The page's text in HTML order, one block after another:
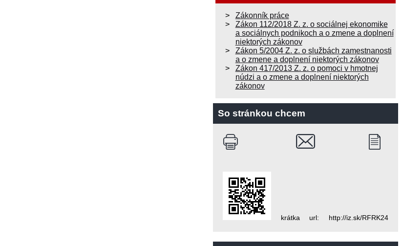
Zákonník práce
Zákon 112/2018 Z. z. o sociálnej ekonomike
a sociálnych podnikoch a o zmene a doplnení
niektorých zákonov
Zákon 5/2004 Z. z. o službách zamestnanosti
a o zmene a doplnení niektorých zákonov
Zákon 417/2013 Z. z. o pomoci v hmotnej
núdzi a o zmene a doplnení niektorých
zákonov
So stránkou chcem
krátka url: http://iz.sk/RFRK24